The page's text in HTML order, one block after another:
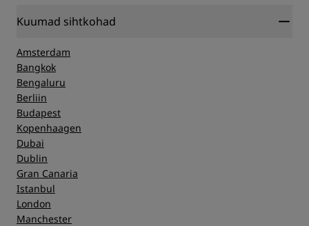
Kuumad sihtkohad
Amsterdam
Bangkok
Bengaluru
Berliin
Budapest
Kopenhaagen
Dubai
Dublin
Gran Canaria
Istanbul
London
Manchester